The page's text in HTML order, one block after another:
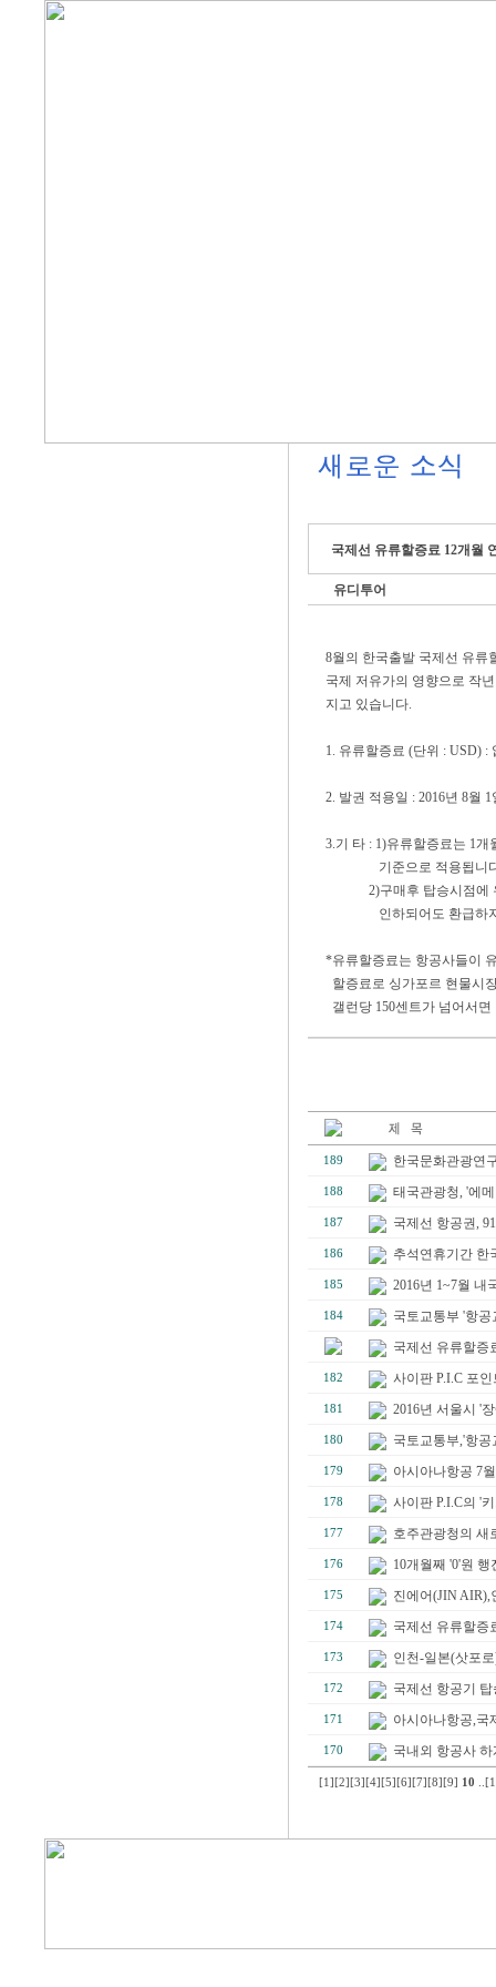
국제선 유류할증료 12개월
유디투어
8월의 한국출발 국제선 유류
국제 저유가의 영향으로 작
지고 있습니다.
1. 유류할증료 (단위 : USD) :
2. 발권 적용일 : 2016년 8월
3.기 타 : 1)유류할증료는 1
기준으로 적용됩니
2)구매후 탑승시점에 유
인하되어도 환급하지
*유류할증료는 항공사들이
할증료로 싱가포르 현물시
갤런당 150센트가 넘어서
189 한국문화관광연
188 태국관광청, '에
187 국제선 항공권,
186 추석연휴기간 한
185 2016년 1~7월 내
184
국토교통부 '항공
국제선 유류할증
182 사이판 P.I.C 포
181 2016년 서울시 '
180 국토교통부,'항
179 아시아나항공 7
178 사이판 P.I.C의 '
177 호주관광청의 새
176 10개월째 '0'원
175 진에어(JIN AIR),
174 국제선 유류할증
173 인천-일본(삿포
172 국제선 항공기
171 아시아나항공,국
170 국내외 항공사
[1] [2] [3] [4] [5] [6] [7] [8] [9] 10